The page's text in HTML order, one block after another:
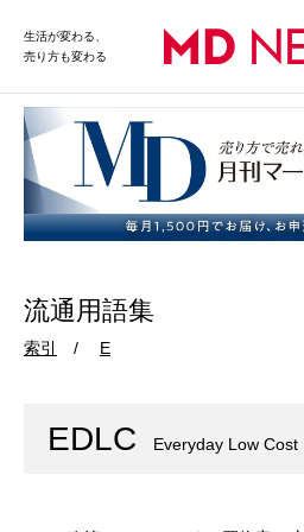
生活が変わる、
売り方も変わる
流通用語集
索引 E
EDLC Everyday Low Cost